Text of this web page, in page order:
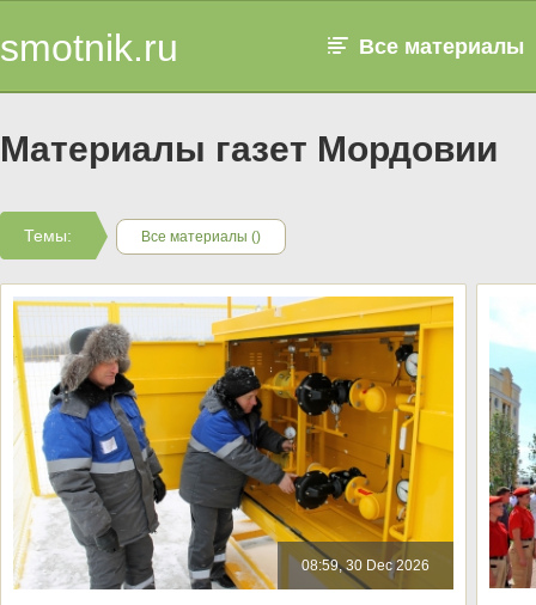
smotnik.ru Все материалы
Материалы газет Мордовии
Темы: Все материалы ()
08:59, 30 Dec 2026